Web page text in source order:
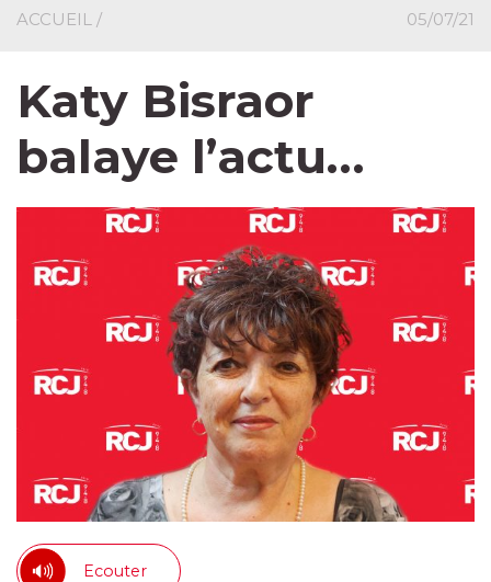
ACCUEIL / 05/07/21
Katy Bisraor
balaye l’actu…
Ecouter